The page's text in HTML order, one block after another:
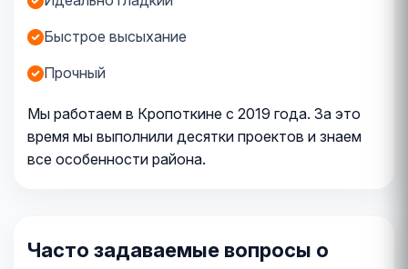
Быстрое высыхание
Прочный
Мы работаем в Кропоткине с 2019 года. За это
время мы выполнили десятки проектов и знаем
все особенности района.
Часто задаваемые вопросы о